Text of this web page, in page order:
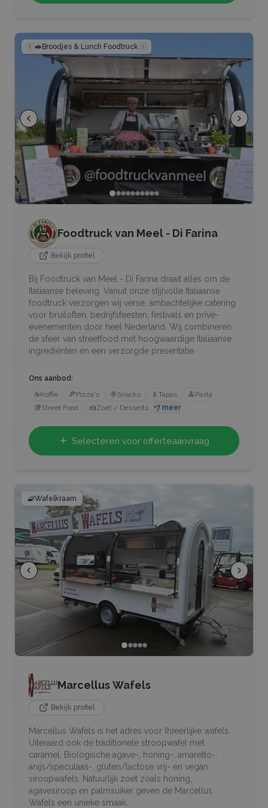
🥪Broodjes & Lunch Foodtruck
Foodtruck van Meel - Di Farina
Bekijk profiel
Bij Foodtruck van Meel - Di Farina draait alles om de
Italiaanse beleving. Vanuit onze stijlvolle Italiaanse
foodtruck verzorgen wij verse, ambachtelijke catering
voor bruiloften, bedrijfsfeesten, festivals en privé-
evenementen door heel Nederland. Wij combineren
de sfeer van streetfood met hoogwaardige Italiaanse
ingrediënten en een verzorgde presentatie.
Ons aanbod:
☕Koffie 🍕Pizza's 🧆Snacks 🍢 Tapas 🍝Pasta
🥡Street Food 🍰Zoet / Desserts +7 meer
Selecteren voor offerteaanvraag
🧇Wafelkraam
Marcellus Wafels
Bekijk profiel
Marcellus Wafels is het adres voor (h)eerlijke wafels.
Uiteraard ook de traditionele stroopwafel met
caramel. Biologische agave-, honing-, amaretto-,
anijs/speculaas-, gluten/lactose vrij- en vegan
siroopwafels. Natuurlijk zoet zoals honing,
agavesiroop en palmsuiker geven de Marcellus
Wafels een unieke smaak.